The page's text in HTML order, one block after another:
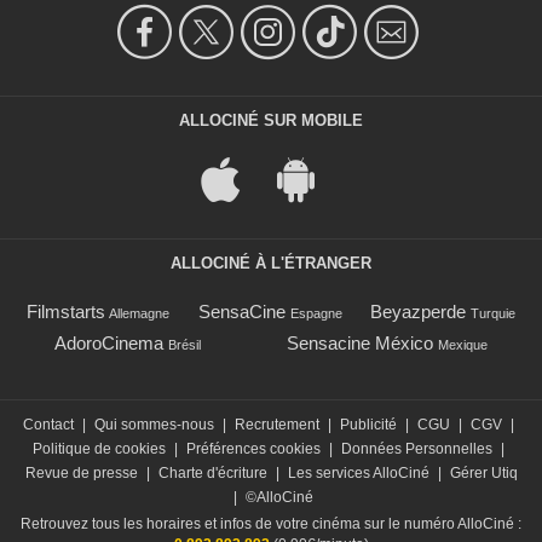
ALLOCINÉ SUR MOBILE
ALLOCINÉ À L'ÉTRANGER
Filmstarts Allemagne SensaCine Espagne Beyazperde Turquie
AdoroCinema Brésil Sensacine México Mexique
Contact Qui sommes-nous Recrutement Publicité CGU CGV
Politique de cookies
Préférences cookies Données Personnelles
Revue de presse
Charte d'écriture Les services AlloCiné
Gérer Utiq
©AlloCiné
Retrouvez tous les horaires et infos de votre cinéma sur le numéro AlloCiné :